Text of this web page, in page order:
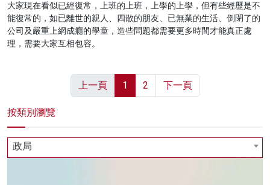
大家現在看似已經復常，上班的上班，上學的上學，但有些經歷是不
能復常的，如已離世的親人、四散的朋友、已無業的生活、倒閉了的
公司及嚴重上網成癮的學童，造些問題都需要更多時間才能真正處
理，需要大家互相包容。
上一頁 1 2 下一頁
按類別瀏覽
政局